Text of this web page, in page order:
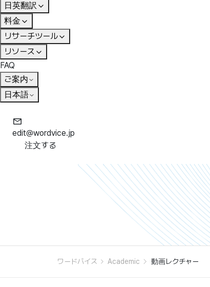
日英翻訳
料金
リサーチツール
リソース
FAQ
ご案内
日本語
edit@wordvice.jp
注文する
ワードバイス Academic 動画レクチャー